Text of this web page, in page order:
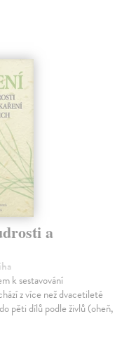
a
k sestavování
z více než dvacetileté
pěti dílů podle živlů (oheň,